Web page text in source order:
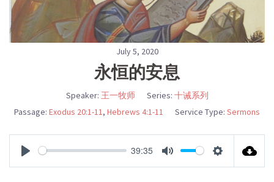
July 5, 2020
永恒的安息
Speaker: 王一牧师 Series: 十诫系列
Passage: Exodus 20:1-11, Hebrews 4:1-11 Service Type: Sermons
PLAY
39:35
MUTE SETTINGS